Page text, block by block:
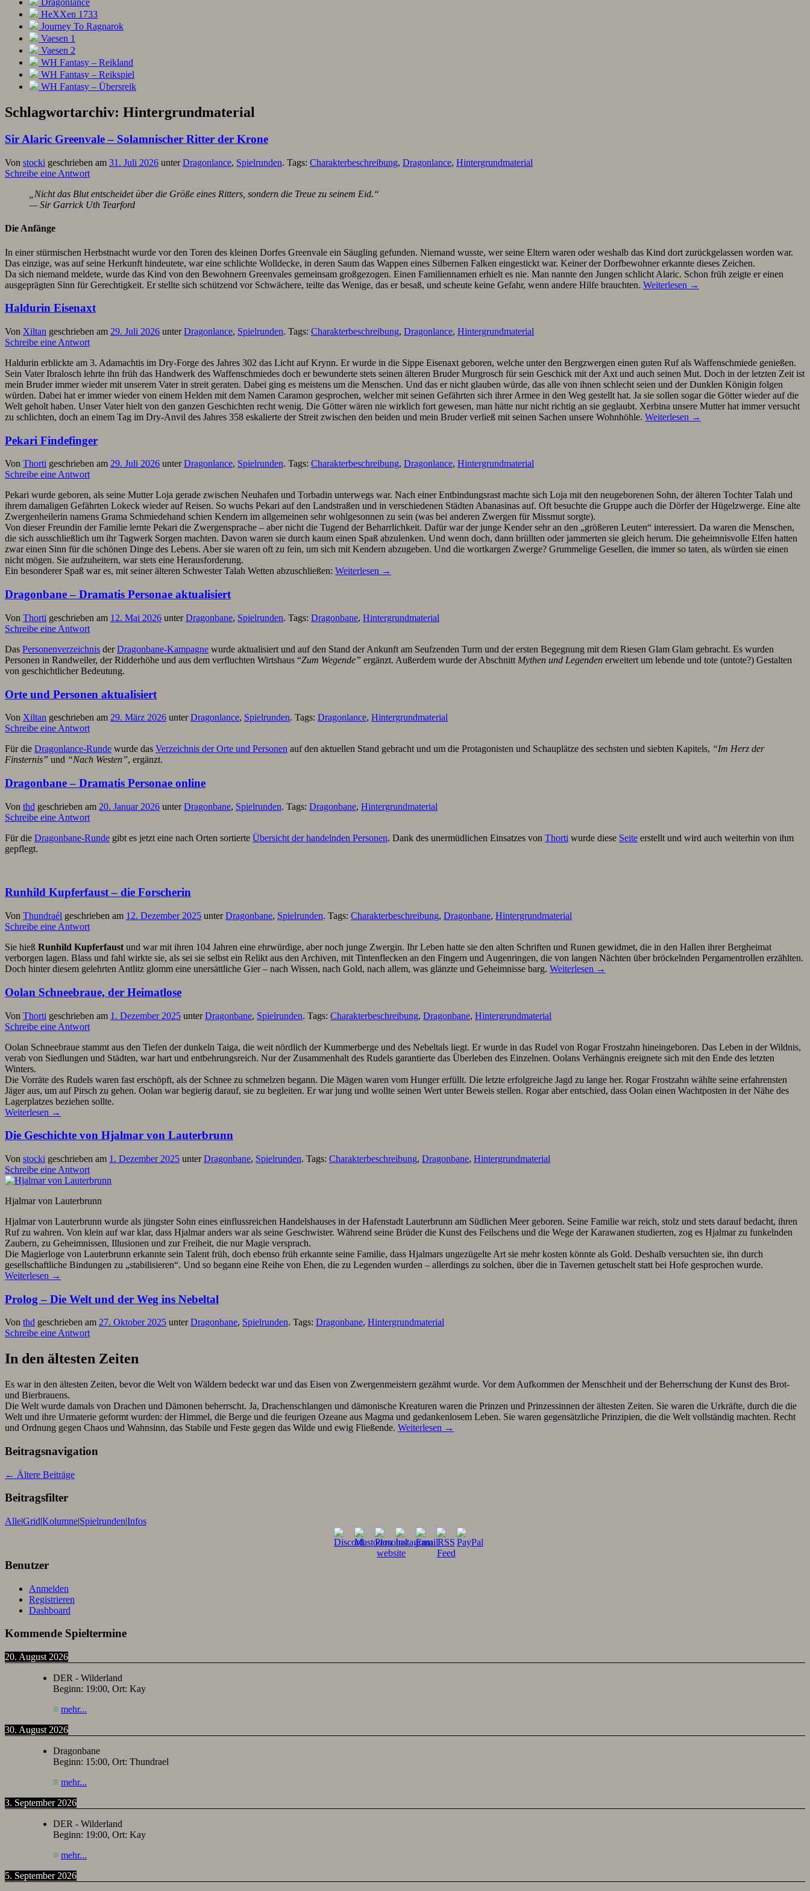
Dragonlance
HeXXen 1733
Journey To Ragnarok
Vaesen 1
Vaesen 2
WH Fantasy – Reikland
WH Fantasy – Reikspiel
WH Fantasy – Übersreik
Schlagwortarchiv: Hintergrundmaterial
Sir Alaric Greenvale – Solamnischer Ritter der Krone
Von stocki geschrieben am 31. Juli 2026 unterDragonlance, Spielrunden. Tags: Charakterbeschreibung, Dragonlance, Hintergrundmaterial
Schreibe eine Antwort
„Nicht das Blut entscheidet über die Größe eines Ritters, sondern die Treue zu seinem Eid.“
— Sir Garrick Uth Tearford
Die Anfänge
In einer stürmischen Herbstnacht wurde vor den Toren des kleinen Dorfes Greenvale ein Säugling gefunden. Niemand wusste, wer seine Eltern waren oder weshalb das Kind dort zurückgelassen worden war.
Das einzige, was auf seine Herkunft hindeutete, war eine schlichte Wolldecke, in deren Saum das Wappen eines Silbernen Falken eingestickt war. Keiner der Dorfbewohner erkannte dieses Zeichen.
Da sich niemand meldete, wurde das Kind von den Bewohnern Greenvales gemeinsam großgezogen. Einen Familiennamen erhielt es nie. Man nannte den Jungen schlicht Alaric. Schon früh zeigte er einen
ausgeprägten Sinn für Gerechtigkeit. Er stellte sich schützend vor Schwächere, teilte das Wenige, das er besaß, und scheute keine Gefahr, wenn andere Hilfe brauchten. Weiterlesen →
Haldurin Eisenaxt
Von Xiltan geschrieben am 29. Juli 2026 unterDragonlance, Spielrunden. Tags: Charakterbeschreibung, Dragonlance, Hintergrundmaterial
Schreibe eine Antwort
Haldurin erblickte am 3. Adamachtis im Dry-Forge des Jahres 302 das Licht auf Krynn. Er wurde in die Sippe Eisenaxt geboren, welche unter den Bergzwergen einen guten Ruf als Waffenschmiede genießen.
Sein Vater Ibralosch lehrte ihn früh das Handwerk des Waffenschmiedes doch er bewunderte stets seinen älteren Bruder Murgrosch für sein Geschick mit der Axt und auch seinen Mut. Doch in der letzten Zeit ist
mein Bruder immer wieder mit unserem Vater in streit geraten. Dabei ging es meistens um die Menschen. Und das er nicht glauben würde, das alle von ihnen schlecht seien und der Dunklen Königin folgen
würden. Dabei hat er immer wieder von einem Helden mit dem Namen Caramon gesprochen, welcher mit seinen Gefährten sich ihrer Armee in den Weg gestellt hat. Ja sie sollen sogar die Götter wieder auf die
Welt geholt haben. Unser Vater hielt von den ganzen Geschichten recht wenig. Die Götter wären nie wirklich fort gewesen, man hätte nur nicht richtig an sie geglaubt. Xerbina unsere Mutter hat immer versucht
zu schlichten, doch an einem Tag im Dry-Anvil des Jahres 358 eskalierte der Streit zwischen den beiden und mein Bruder verließ mit seinen Sachen unsere Wohnhöhle. Weiterlesen →
Pekari Findefinger
Von Thorti geschrieben am 29. Juli 2026 unterDragonlance, Spielrunden. Tags: Charakterbeschreibung, Dragonlance, Hintergrundmaterial
Schreibe eine Antwort
Pekari wurde geboren, als seine Mutter Loja gerade zwischen Neuhafen und Torbadin unterwegs war. Nach einer Entbindungsrast machte sich Loja mit den neugeborenen Sohn, der älteren Tochter Talah und
ihrem damaligen Gefährten Lokeck wieder auf Reisen. So wuchs Pekari auf den Landstraßen und in verschiedenen Städten Abanasinas auf. Oft besuchte die Gruppe auch die Dörfer der Hügelzwerge. Eine alte
Zwergenheilerin namens Grama Schmiedehand schien Kendern im allgemeinen sehr wohlgesonnen zu sein (was bei anderen Zwergen für Missmut sorgte).
Von dieser Freundin der Familie lernte Pekari die Zwergensprache – aber nicht die Tugend der Beharrlichkeit. Dafür war der junge Kender sehr an den „größeren Leuten“ interessiert. Da waren die Menschen,
die sich ausschließlich um ihr Tagwerk Sorgen machten. Davon waren sie durch kaum einen Spaß abzulenken. Und wenn doch, dann brüllten oder jammerten sie gleich herum. Die geheimnisvolle Elfen hatten
zwar einen Sinn für die schönen Dinge des Lebens. Aber sie waren oft zu fein, um sich mit Kendern abzugeben. Und die wortkargen Zwerge? Grummelige Gesellen, die immer so taten, als würden sie einen
nicht mögen. Sie aufzuheitern, war stets eine Herausforderung.
Ein besonderer Spaß war es, mit seiner älteren Schwester Talah Wetten abzuschließen: Weiterlesen →
Dragonbane – Dramatis Personae aktualisiert
Von Thorti geschrieben am 12. Mai 2026 unterDragonbane, Spielrunden. Tags: Dragonbane, Hintergrundmaterial
Schreibe eine Antwort
Das Personenverzeichnis derDragonbane-Kampagne wurde aktualisiert und auf den Stand der Ankunft am Seufzenden Turm und der ersten Begegnung mit dem Riesen Glam Glam gebracht. Es wurden
Personen in Randweiler, der Ridderhöhe und aus dem verfluchten Wirtshaus “Zum Wegende” ergänzt. Außerdem wurde der Abschnitt Mythen und Legenden erweitert um lebende und tote (untote?) Gestalten
von geschichtlicher Bedeutung.
Orte und Personen aktualisiert
Von Xiltan geschrieben am 29. März 2026 unterDragonlance, Spielrunden. Tags: Dragonlance, Hintergrundmaterial
Schreibe eine Antwort
Für die Dragonlance-Runde wurde das Verzeichnis der Orte und Personen auf den aktuellen Stand gebracht und um die Protagonisten und Schauplätze des sechsten und siebten Kapitels, “Im Herz der
Finsternis” und “Nach Westen”, ergänzt.
Dragonbane – Dramatis Personae online
Von thd geschrieben am 20. Januar 2026 unterDragonbane, Spielrunden. Tags: Dragonbane, Hintergrundmaterial
Schreibe eine Antwort
Für die Dragonbane-Runde gibt es jetzt eine nach Orten sortierte Übersicht der handelnden Personen. Dank des unermüdlichen Einsatzes von Thorti wurde diese Seite erstellt und wird auch weiterhin von ihm
gepflegt.
Runhild Kupferfaust – die Forscherin
Von Thundraél geschrieben am 12. Dezember 2025 unterDragonbane, Spielrunden. Tags: Charakterbeschreibung, Dragonbane, Hintergrundmaterial
Schreibe eine Antwort
Sie hieß Runhild Kupferfaust und war mit ihren 104 Jahren eine ehrwürdige, aber noch junge Zwergin. Ihr Leben hatte sie den alten Schriften und Runen gewidmet, die in den Hallen ihrer Bergheimat
verborgen lagen. Blass und fahl wirkte sie, als sei sie selbst ein Relikt aus den Archiven, mit Tintenflecken an den Fingern und Augenringen, die von langen Nächten über bröckelnden Pergamentrollen erzählten.
Doch hinter diesem gelehrten Antlitz glomm eine unersättliche Gier – nach Wissen, nach Gold, nach allem, was glänzte und Geheimnisse barg. Weiterlesen →
Oolan Schneebraue, der Heimatlose
Von Thorti geschrieben am 1. Dezember 2025 unterDragonbane, Spielrunden. Tags: Charakterbeschreibung, Dragonbane, Hintergrundmaterial
Schreibe eine Antwort
Oolan Schneebraue stammt aus den Tiefen der dunkeln Taiga, die weit nördlich der Kummerberge und des Nebeltals liegt. Er wurde in das Rudel von Rogar Frostzahn hineingeboren. Das Leben in der Wildnis,
verab von Siedlungen und Städten, war hart und entbehrungsreich. Nur der Zusammenhalt des Rudels garantierte das Überleben des Einzelnen. Oolans Verhängnis ereignete sich mit den Ende des letzten
Winters.
Die Vorräte des Rudels waren fast erschöpft, als der Schnee zu schmelzen begann. Die Mägen waren vom Hunger erfüllt. Die letzte erfolgreiche Jagd zu lange her. Rogar Frostzahn wählte seine erfahrensten
Jäger aus, um auf Pirsch zu gehen. Oolan war begierig darauf, sie zu begleiten. Er war jung und wollte seinen Wert unter Beweis stellen. Rogar aber entschied, dass Oolan einen Wachtposten in der Nähe des
Lagerplatzes beziehen sollte.
Weiterlesen →
Die Geschichte von Hjalmar von Lauterbrunn
Von stocki geschrieben am 1. Dezember 2025 unterDragonbane, Spielrunden. Tags: Charakterbeschreibung, Dragonbane, Hintergrundmaterial
Schreibe eine Antwort
Hjalmar von Lauterbrunn
Hjalmar von Lauterbrunn wurde als jüngster Sohn eines einflussreichen Handelshauses in der Hafenstadt Lauterbrunn am Südlichen Meer geboren. Seine Familie war reich, stolz und stets darauf bedacht, ihren
Ruf zu wahren. Von klein auf war klar, dass Hjalmar anders war als seine Geschwister. Während seine Brüder die Kunst des Feilschens und die Wege der Karawanen studierten, zog es Hjalmar zu funkelnden
Zaubern, zu Geheimnissen, Illusionen und zur Freiheit, die nur Magie versprach.
Die Magierloge von Lauterbrunn erkannte sein Talent früh, doch ebenso früh erkannte seine Familie, dass Hjalmars ungezügelte Art sie mehr kosten könnte als Gold. Deshalb versuchten sie, ihn durch
gesellschaftliche Bindungen zu „stabilisieren“. Und so begann eine Reihe von Ehen, die zu Legenden wurden – allerdings zu solchen, über die in Tavernen getuschelt statt bei Hofe gesprochen wurde.
Weiterlesen →
Prolog – Die Welt und der Weg ins Nebeltal
Von thd geschrieben am 27. Oktober 2025 unterDragonbane, Spielrunden. Tags: Dragonbane, Hintergrundmaterial
Schreibe eine Antwort
In den ältesten Zeiten
Es war in den ältesten Zeiten, bevor die Welt von Wäldern bedeckt war und das Eisen von Zwergenmeistern gezähmt wurde. Vor dem Aufkommen der Menschheit und der Beherrschung der Kunst des Brot-
und Bierbrauens.
Die Welt wurde damals von Drachen und Dämonen beherrscht. Ja, Drachenschlangen und dämonische Kreaturen waren die Prinzen und Prinzessinnen der ältesten Zeiten. Sie waren die Urkräfte, durch die die
Welt und ihre Urmaterie geformt wurden: der Himmel, die Berge und die feurigen Ozeane aus Magma und gedankenlosem Leben. Sie waren gegensätzliche Prinzipien, die die Welt vollständig machten. Recht
und Ordnung gegen Chaos und Wahnsinn, das Stabile und Feste gegen das Wilde und ewig Fließende. Weiterlesen →
Beitragsnavigation
← Ältere Beiträge
Beitragsfilter
Alle|Grid|Kolumne|Spielrunden|Infos
Benutzer
Anmelden
Registrieren
Dashboard
Kommende Spieltermine
20. August 2026
DER - Wilderland
Beginn: 19:00, Ort: Kay
≡ mehr...
30. August 2026
Dragonbane
Beginn: 15:00, Ort: Thundrael
≡ mehr...
3. September 2026
DER - Wilderland
Beginn: 19:00, Ort: Kay
≡ mehr...
5. September 2026